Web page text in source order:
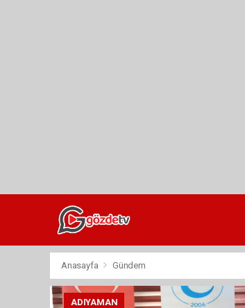
Anasayfa Gündem
ADIYAMAN